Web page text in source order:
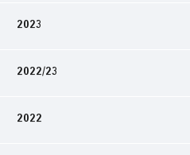
2023
2022/23
2022